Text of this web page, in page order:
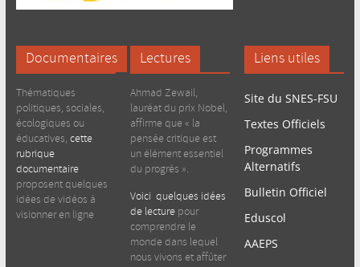
Documentaires
Thématiques
politiques, sociales,
écologiques ou
éducatives, cette
rubrique
documentaire
proposent quelques
idées de vidéos à
visionner en ligne
Lectures
Ahmad Zewail,
lauréat du prix Nobel,
affirme que « la
pensée critique est
un élément essentiel
du progrès ».
Voici quelques idées
de lecture pour
comprendre le
monde dans lequel
nous vivons et affûter
Liens utiles
Site du SNES-FSU
Textes Officiels
Programmes
Alternatifs
Bulletin Officiel
Eduscol
AAEPS